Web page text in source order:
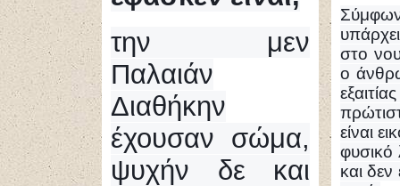
την μεν
Παλαιάν
Διαθήκην
έχουσαν σώμα,
ψυχήν δε και
στο
ο
είναι
φυσικό
και